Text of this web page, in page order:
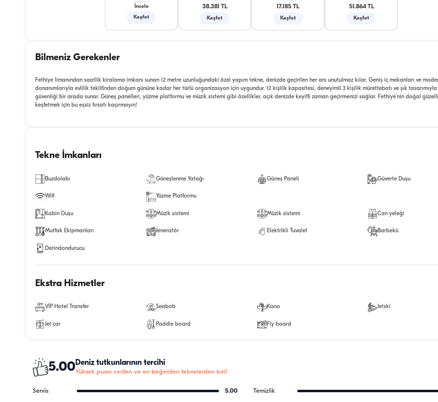
İncele
Keşfet
38.381 TL
Keşfet
17.185 TL
Keşfet
51.864 TL
Keşfet
Bilmeniz Gerekenler
Fethiye limanından saatlik kiralama imkanı sunan 12 metre uzunluğundaki özel yapım tekne, denizde geçirilen her anı unutulmaz kılar. Geniş iç mekanları ve
donanımlarıyla evlilik teklifinden doğum gününe kadar her türlü organizasyon için uygundur. 12 kişilik kapasitesi, deneyimli 3 kişilik mürettebatı ve şık
güvenliği bir arada sunar. Güneş panelleri, yüzme platformu ve müzik sistemi gibi özellikler, açık denizde keyifli zaman geçirmenizi sağlar. Fethiye’nin doğal
keşfetmek için bu eşsiz fırsatı kaçırmayın!
Tekne İmkanları
Buzdolabı Güneşlenme Yatağı Güneş Paneli Güverte Duşu
Wifi Yüzme Platformu
Kabin Duşu Müzik sistemi Müzik sistemi Can yeleği
Mutfak Ekipmanları Jeneratör Elektrikli Tuvalet Barbekü
Derindondurucu
Ekstra Hizmetler
VİP Hotel Transfer Seabob Kano Jetski
Jet car Paddle board Fly board
5.00Deniz tutkunlarının tercihi
Yüksek puan verilen ve en beğenilen teknelerden biri!
Servis 5.00 Temizlik